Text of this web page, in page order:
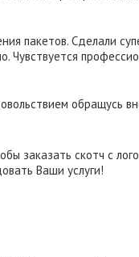
пакетов. Сделали
Чувствуется
обращусь
заказать скотч с
Ваши услуги!